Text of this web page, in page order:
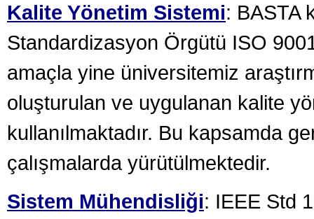
Kalite Yönetim Sistemi: BASTA
Standardizasyon Örgütü ISO
amaçla yine üniversitemiz
oluşturulan ve uygulanan kalite
kullanılmaktadır. Bu kapsamda
çalışmalarda yürütülmektedir.
Sistem Mühendisliği: IEEE Std